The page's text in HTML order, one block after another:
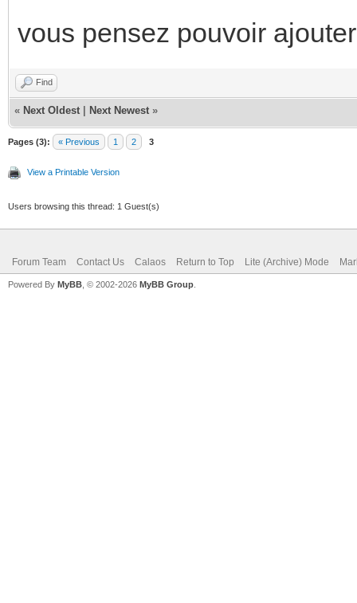
vous pensez pouvoir
Find
« Next Oldest Next Newest »
Pages (3): « Previous 1 2 3
View a Printable Version
Users browsing this thread: 1 Guest(s)
Forum Team Contact Us Calaos Return to Top Lite (Archive) Mode
Powered By MyBB , © 2002-2026 MyBB Group